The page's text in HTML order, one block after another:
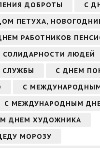
ДОБРОТЫ
С
ПЕТУХА,
РАБОТНИКОВ
ЛЮДЕЙ
СЛУЖБЫ
С ДНЕМ
С
С МЕЖДУНАРОДНЫМ
ДНЕМ ХУДОЖНИКА
МОРОЗУ